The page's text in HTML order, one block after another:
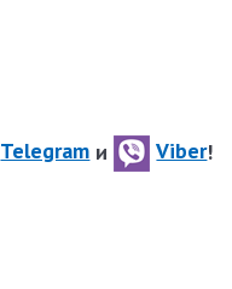
Telegram и Viber!